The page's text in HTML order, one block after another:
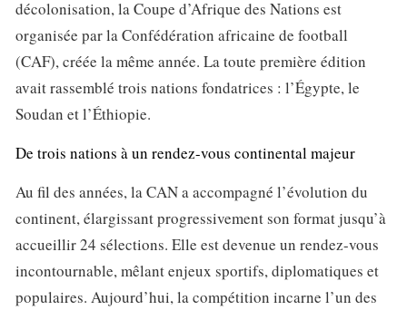
décolonisation, la Coupe d’Afrique des Nations est
organisée par la Confédération africaine de football
(CAF), créée la même année. La toute première édition
avait rassemblé trois nations fondatrices : l’Égypte, le
Soudan et l’Éthiopie.
De trois nations à un rendez-vous continental majeur
Au fil des années, la CAN a accompagné l’évolution du
continent, élargissant progressivement son format jusqu’à
accueillir 24 sélections. Elle est devenue un rendez-vous
incontournable, mêlant enjeux sportifs, diplomatiques et
populaires. Aujourd’hui, la compétition incarne l’un des